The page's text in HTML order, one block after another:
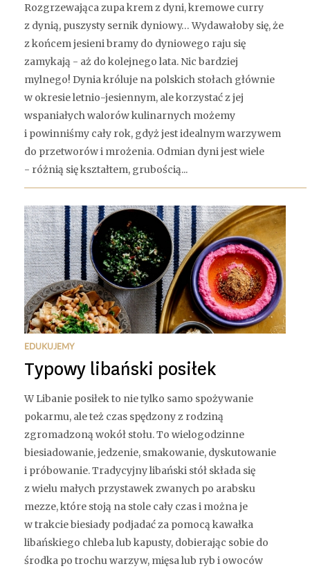
Rozgrzewająca zupa krem z dyni, kremowe curry
z dynią, puszysty sernik dyniowy… Wydawałoby się, że
z końcem jesieni bramy do dyniowego raju się
zamykają - aż do kolejnego lata. Nic bardziej
mylnego! Dynia króluje na polskich stołach głównie
w okresie letnio-jesiennym, ale korzystać z jej
wspaniałych walorów kulinarnych możemy
i powinniśmy cały rok, gdyż jest idealnym warzywem
do przetworów i mrożenia. Odmian dyni jest wiele
- różnią się kształtem, grubością...
EDUKUJEMY
Typowy libański posiłek
W Libanie posiłek to nie tylko samo spożywanie
pokarmu, ale też czas spędzony z rodziną
zgromadzoną wokół stołu. To wielogodzinne
biesiadowanie, jedzenie, smakowanie, dyskutowanie
i próbowanie. Tradycyjny libański stół składa się
z wielu małych przystawek zwanych po arabsku
mezze, które stoją na stole cały czas i można je
w trakcie biesiady podjadać za pomocą kawałka
libańskiego chleba lub kapusty, dobierając sobie do
środka po trochu warzyw, mięsa lub ryb i owoców